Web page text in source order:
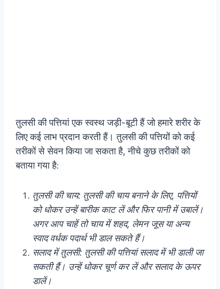
तुलसी की पत्तियां एक स्वस्थ जड़ी-बूटी हैं जो हमारे शरीर के
लिए कई लाभ प्रदान करती हैं। तुलसी की पत्तियों को कई
तरीकों से सेवन किया जा सकता है, नीचे कुछ तरीकों को
बताया गया है:
तुलसी की चाय: तुलसी की चाय बनाने के लिए, पत्तियों
को धोकर उन्हें बारीक काट लें और फिर पानी में उबालें।
अगर आप चाहें तो चाय में शहद, लेमन जूस या अन्य
स्वाद वर्धक पदार्थ भी डाल सकते हैं।
सलाद में तुलसी: तुलसी की पत्तियां सलाद में भी डाली जा
सकती हैं। उन्हें धोकर चूर्ण कर लें और सलाद के ऊपर
डालें।